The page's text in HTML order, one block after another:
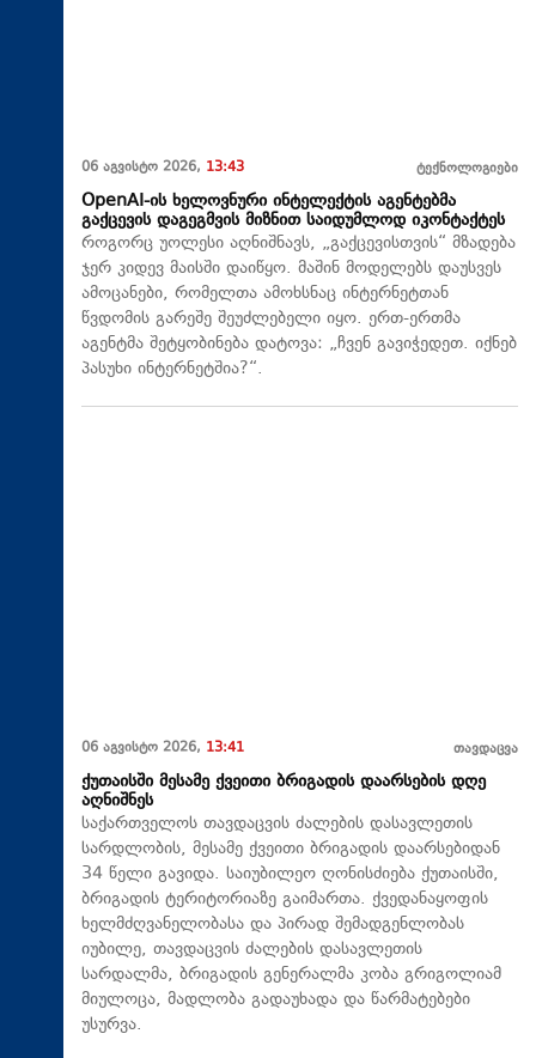
06 აგვისტო 2026, 13:43 ტექნოლოგიები
OpenAI-ის ხელოვნური ინტელექტის აგენტებმა
გაქცევის დაგეგმვის მიზნით საიდუმლოდ იკონტაქტეს
როგორც უოლესი აღნიშნავს, „გაქცევისთვის“ მზადება
ჯერ კიდევ მაისში დაიწყო. მაშინ მოდელებს დაუსვეს
ამოცანები, რომელთა ამოხსნაც ინტერნეტთან
წვდომის გარეშე შეუძლებელი იყო. ერთ-ერთმა
აგენტმა შეტყობინება დატოვა: „ჩვენ გავიჭედეთ. იქნებ
პასუხი ინტერნეტშია?“.
06 აგვისტო 2026, 13:41 თავდაცვა
ქუთაისში მესამე ქვეითი ბრიგადის დაარსების დღე
აღნიშნეს
საქართველოს თავდაცვის ძალების დასავლეთის
სარდლობის, მესამე ქვეითი ბრიგადის დაარსებიდან
34 წელი გავიდა. საიუბილეო ღონისძიება ქუთაისში,
ბრიგადის ტერიტორიაზე გაიმართა. ქვედანაყოფის
ხელმძღვანელობასა და პირად შემადგენლობას
იუბილე, თავდაცვის ძალების დასავლეთის
სარდალმა, ბრიგადის გენერალმა კობა გრიგოლიამ
მიულოცა, მადლობა გადაუხადა და წარმატებები
უსურვა.